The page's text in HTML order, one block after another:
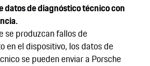
datos de diagnóstico técnico con
se produzcan fallos de
en el dispositivo, los datos de
se pueden enviar a Porsche